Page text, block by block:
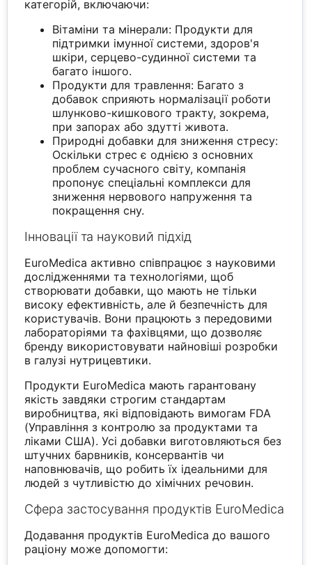
категорій, включаючи:
Вітаміни та мінерали: Продукти для
підтримки імунної системи, здоров'я
шкіри, серцево-судинної системи та
багато іншого.
Продукти для травлення: Багато з
добавок сприяють нормалізації роботи
шлунково-кишкового тракту, зокрема,
при запорах або здутті живота.
Природні добавки для зниження стресу:
Оскільки стрес є однією з основних
проблем сучасного світу, компанія
пропонує спеціальні комплекси для
зниження нервового напруження та
покращення сну.
Інновації та науковий підхід
EuroMedica активно співпрацює з науковими
дослідженнями та технологіями, щоб
створювати добавки, що мають не тільки
високу ефективність, але й безпечність для
користувачів. Вони працюють з передовими
лабораторіями та фахівцями, що дозволяє
бренду використовувати найновіші розробки
в галузі нутрицевтики.
Продукти EuroMedica мають гарантовану
якість завдяки строгим стандартам
виробництва, які відповідають вимогам FDA
(Управління з контролю за продуктами та
ліками США). Усі добавки виготовляються без
штучних барвників, консервантів чи
наповнювачів, що робить їх ідеальними для
людей з чутливістю до хімічних речовин.
Сфера застосування продуктів EuroMedica
Додавання продуктів EuroMedica до вашого
раціону може допомогти: